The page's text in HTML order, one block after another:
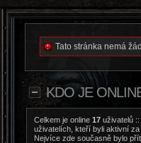
Tato stránka nemá
KDO JE
Celkem je online 17 uživatelů
uživatelích, kteří byli aktivní
Nejvíce zde současně bylo